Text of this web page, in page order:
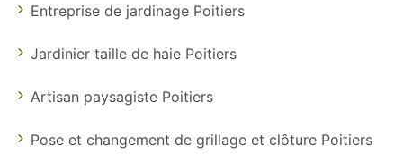
Entreprise de jardinage Poitiers
Jardinier taille de haie Poitiers
Artisan paysagiste Poitiers
Pose et changement de grillage et clôture Poitiers